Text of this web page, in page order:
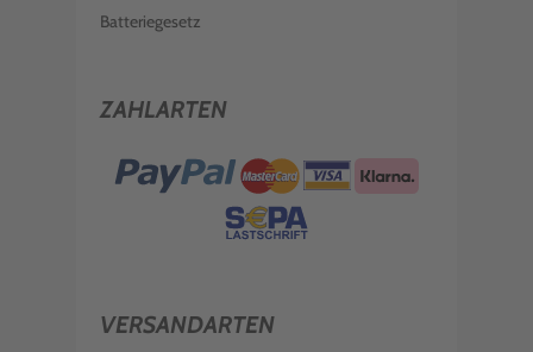
Batteriegesetz
ZAHLARTEN
VERSANDARTEN